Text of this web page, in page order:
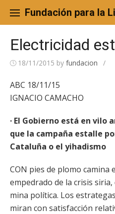
content
Fundación para la
Electricidad
18/11/2015 by fundacion /
ABC 18/11/15
IGNACIO CAMACHO
· El Gobierno está en vilo
que la campaña estalle
Cataluña o el yihadismo
CON pies de plomo camina
empedrado de la crisis
mina política. Los
miran con satisfacción